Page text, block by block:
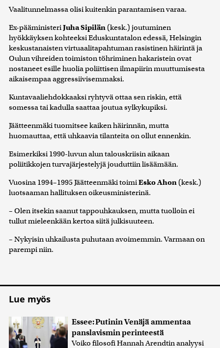
Vaalitunnelmassa olisi kuitenkin parantamisen varaa.
Ex-pääministeriJuha Sipilän (kesk.) joutuminen
hyökkäyksen kohteeksi Eduskuntatalon edessä, Helsingin
keskustanaisten virtuaalitapahtuman rasistinen häirintä ja
Oulun vihreiden toimiston töhriminen hakaristein ovat
nostaneet esille huolia poliittisen ilmapiirin muuttumisesta
aikaisempaa aggressiivisemmaksi.
Kuntavaaliehdokkaaksi ryhtyvä ottaa sen riskin, että
somessa tai kadulla saattaa joutua sylkykupiksi.
Jäätteenmäki tuomitsee kaiken häirinnän, mutta
huomauttaa, että uhkaavia tilanteita on ollut ennenkin.
Esimerkiksi 1990-luvun alun talouskriisin aikaan
poliitikkojen turvajärjestelyjä jouduttiin lisäämään.
Vuosina 1994–1995 Jäätteenmäki toimiEsko Ahon (kesk.)
luotsaaman hallituksen oikeusministerinä.
– Olen itsekin saanut tappouhkauksen, mutta tuolloin ei
tullut mieleenkään kertoa siitä julkisuuteen.
– Nykyisin uhkailusta puhutaan avoimemmin. Varmaan on
parempi niin.
Lue myös
Essee: Putinin Venäjä ammentaa
panslavismin perinteestä
Voiko filosofi Hannah Arendtin analyysi